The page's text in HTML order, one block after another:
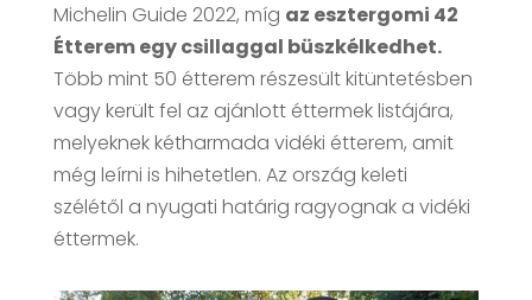
Michelin Guide 2022, míg az esztergomi 42
Étterem egy csillaggal büszkélkedhet.
Több mint 50 étterem részesült kitüntetésben
vagy került fel az ajánlott éttermek listájára,
melyeknek kétharmada vidéki étterem, amit
még leírni is hihetetlen. Az ország keleti
szélétől a nyugati határig ragyognak a vidéki
éttermek.